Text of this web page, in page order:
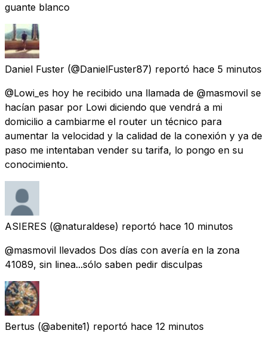
guante blanco
Daniel Fuster (@DanielFuster87) reportó hace 5 minutos
@Lowi_es hoy he recibido una llamada de @masmovil se
hacían pasar por Lowi diciendo que vendrá a mi
domicilio a cambiarme el router un técnico para
aumentar la velocidad y la calidad de la conexión y ya de
paso me intentaban vender su tarifa, lo pongo en su
conocimiento.
ASIERES (@naturaldese) reportó hace 10 minutos
@masmovil llevados Dos días con avería en la zona
41089, sin linea...sólo saben pedir disculpas
Bertus (@abenite1) reportó hace 12 minutos